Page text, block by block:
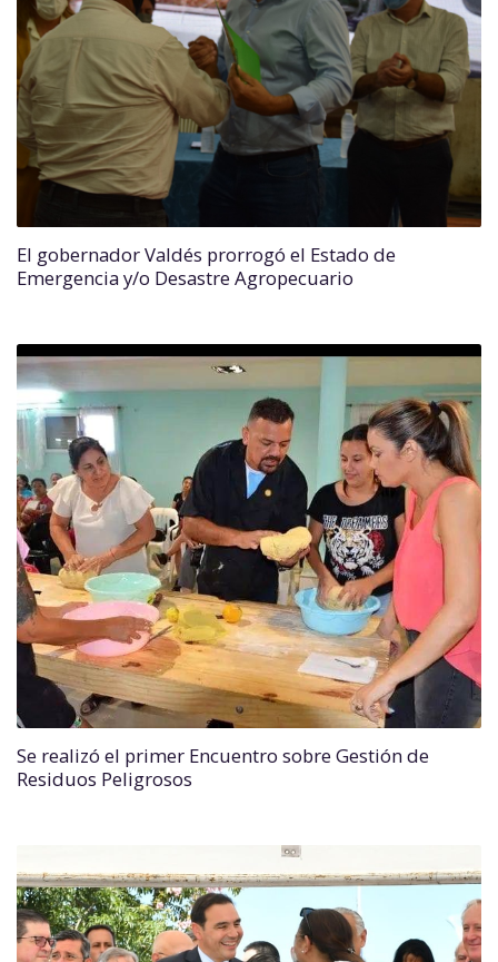
El gobernador Valdés prorrogó el Estado de
Emergencia y/o Desastre Agropecuario
Se realizó el primer Encuentro sobre Gestión de
Residuos Peligrosos